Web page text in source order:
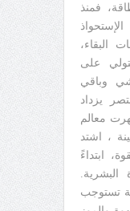
فمنذ
البقاء،
على
وباقي
يزداد
معالم
، اشتد
ابتداءً
البشرية.
تستوجب